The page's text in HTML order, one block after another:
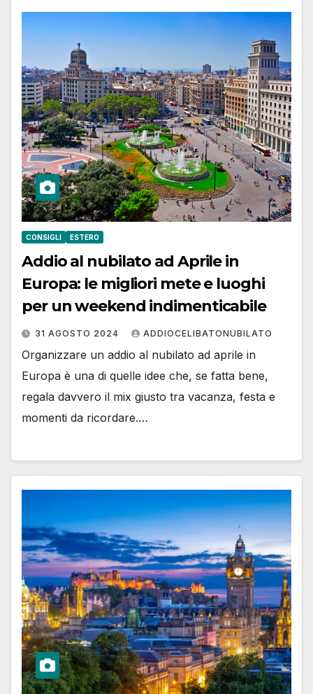
CONSIGLI ESTERO
Addio al nubilato ad Aprile in
Europa: le migliori mete e luoghi
per un weekend indimenticabile
31 AGOSTO 2024 ADDIOCELIBATONUBILATO
Organizzare un addio al nubilato ad aprile in
Europa è una di quelle idee che, se fatta bene,
regala davvero il mix giusto tra vacanza, festa e
momenti da ricordare.…